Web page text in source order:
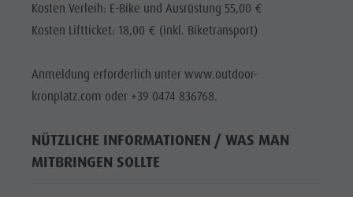
Kosten Verleih: E-Bike und Ausrüstung 55,00 €
Kosten Liftticket: 18,00 € (inkl. Biketransport)
Anmeldung erforderlich unter www.outdoor-
kronplatz.com oder +39 0474 836768.
NÜTZLICHE INFORMATIONEN / WAS MAN
MITBRINGEN SOLLTE